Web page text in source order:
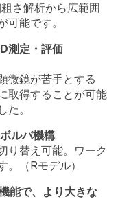
さ解析から広範囲
能です。
測定・評価
微鏡が苦手とする
取得することが可能
。
ルバ機構
り替え可能。ワーク
（Rモデル）
能で、より大きな